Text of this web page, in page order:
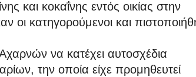
και κοκαΐνης εντός οικίας στην
οι κατηγορούμενοι και
να κατέχει αυτοσχέδια
την οποία είχε προμηθευτεί